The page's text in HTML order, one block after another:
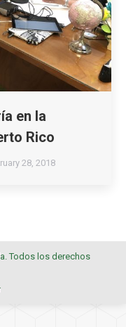
en la
Rico
28, 2018
Todos los derechos